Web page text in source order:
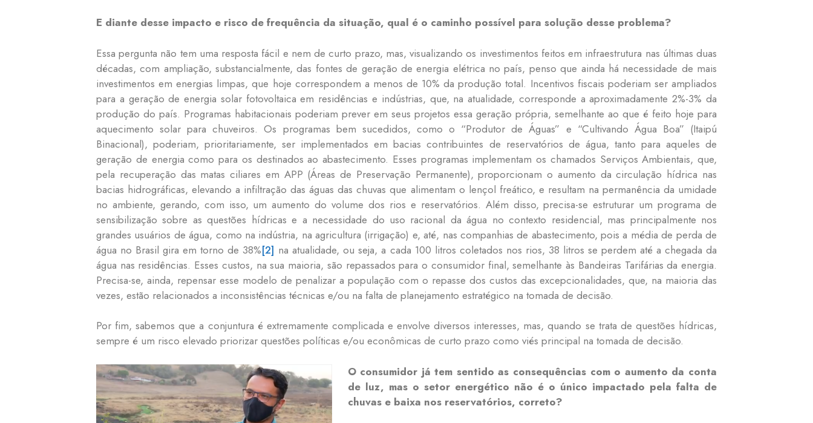
E diante desse impacto e risco de frequência da situação, qual é o caminho possível para solução desse problema?
Essa pergunta não tem uma resposta fácil e nem de curto prazo, mas, visualizando os investimentos feitos em infraestrutura nas últimas duas
décadas, com ampliação, substancialmente, das fontes de geração de energia elétrica no país, penso que ainda há necessidade de mais
investimentos em energias limpas, que hoje correspondem a menos de 10% da produção total. Incentivos fiscais poderiam ser ampliados
para a geração de energia solar fotovoltaica em residências e indústrias, que, na atualidade, corresponde a aproximadamente 2%-3% da
produção do país. Programas habitacionais poderiam prever em seus projetos essa geração própria, semelhante ao que é feito hoje para
aquecimento solar para chuveiros. Os programas bem sucedidos, como o “Produtor de Águas” e “Cultivando Água Boa” (Itaipú
Binacional), poderiam, prioritariamente, ser implementados em bacias contribuintes de reservatórios de água, tanto para aqueles de
geração de energia como para os destinados ao abastecimento. Esses programas implementam os chamados Serviços Ambientais, que,
pela recuperação das matas ciliares em APP (Áreas de Preservação Permanente), proporcionam o aumento da circulação hídrica nas
bacias hidrográficas, elevando a infiltração das águas das chuvas que alimentam o lençol freático, e resultam na permanência da umidade
no ambiente, gerando, com isso, um aumento do volume dos rios e reservatórios. Além disso, precisa-se estruturar um programa de
sensibilização sobre as questões hídricas e a necessidade do uso racional da água no contexto residencial, mas principalmente nos
grandes usuários de água, como na indústria, na agricultura (irrigação) e, até, nas companhias de abastecimento, pois a média de perda de
água no Brasil gira em torno de 38%[2] na atualidade, ou seja, a cada 100 litros coletados nos rios, 38 litros se perdem até a chegada da
água nas residências. Esses custos, na sua maioria, são repassados para o consumidor final, semelhante às Bandeiras Tarifárias da energia.
Precisa-se, ainda, repensar esse modelo de penalizar a população com o repasse dos custos das excepcionalidades, que, na maioria das
vezes, estão relacionados a inconsistências técnicas e/ou na falta de planejamento estratégico na tomada de decisão.
Por fim, sabemos que a conjuntura é extremamente complicada e envolve diversos interesses, mas, quando se trata de questões hídricas,
sempre é um risco elevado priorizar questões políticas e/ou econômicas de curto prazo como viés principal na tomada de decisão.
O consumidor já tem sentido as consequências com o aumento da conta
de luz, mas o setor energético não é o único impactado pela falta de
chuvas e baixa nos reservatórios, correto?